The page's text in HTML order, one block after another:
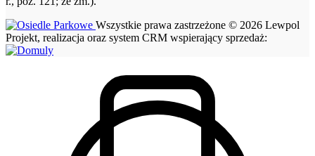
Wszystkie prawa zastrzeżone © 2026 Lewpol
Projekt, realizacja oraz system CRM wspierający sprzedaż: